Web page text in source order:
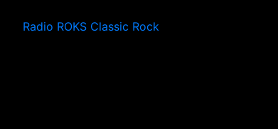
Radio ROKS Classic Rock